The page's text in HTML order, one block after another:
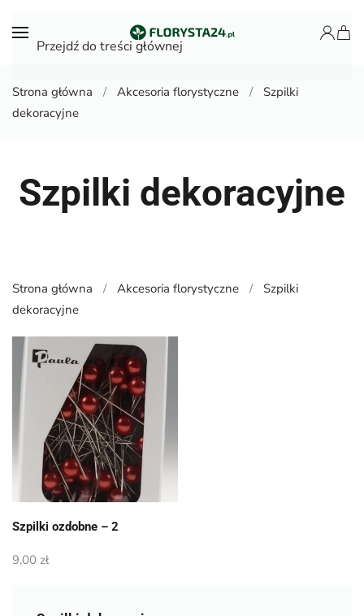
Przejdź do treści głównej
Strona główna Akcesoria florystyczne
Szpilki
dekoracyjne
Szpilki dekoracyjne
Strona główna Akcesoria florystyczne
Szpilki
dekoracyjne
Szpilki ozdobne – 2
9,00 zł